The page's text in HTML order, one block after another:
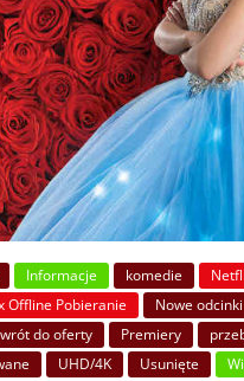
Informacje komedie
Offline Pobieranie Nowe odcinki
do oferty Premiery
UHD/4K Usunięte